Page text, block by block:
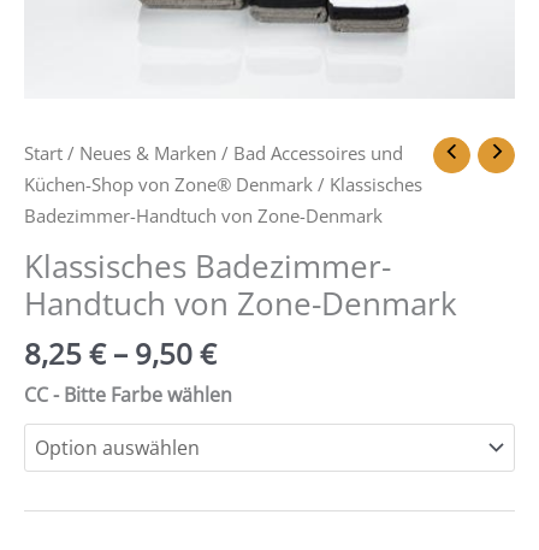
Start / Neues & Marken / Bad Accessoires und
Küchen-Shop von Zone® Denmark / Klassisches
Badezimmer-Handtuch von Zone-Denmark
Klassisches Badezimmer-
Handtuch von Zone-Denmark
8,25€– 9,50€
CC - Bitte Farbe wählen